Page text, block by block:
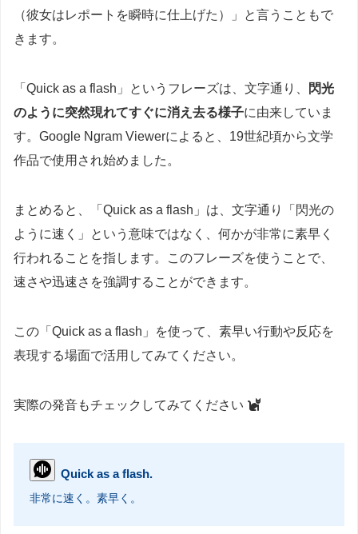
（彼女はレポートを瞬時に仕上げた）」と言うこともで
きます。
「Quick as a flash」というフレーズは、文字通り、
閃光
のように突然現れてすぐに消え去る様子に由来していま
す。Google Ngram Viewerによると、19世紀頃から文学
作品で使用され始めました。
まとめると、「Quick as a flash」は、文字通り「閃光の
ように速く」という意味ではなく、何かが非常に素早く
行われることを指します。このフレーズを使うことで、
速さや迅速さを強調することができます。
この「Quick as a flash」を使って、素早い行動や反応を
表現する場面で活用してみてください。
実際の発音もチェックしてみてください
Quick as a flash.
非常に速く。素早く。